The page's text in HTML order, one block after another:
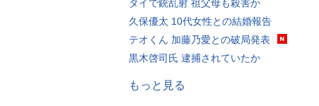
タイで銃乱射 祖父母も殺害か
久保優太 10代女性との結婚報告
テオくん 加藤乃愛との破局発表
黒木啓司氏 逮捕されていたか
もっと見る